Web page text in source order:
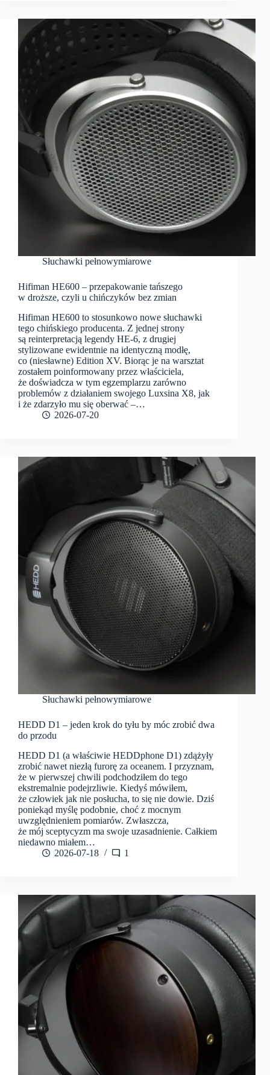
Słuchawki pełnowymiarowe
Hifiman HE600 – przepakowanie tańszego
w droższe, czyli u chińczyków bez zmian
Hifiman HE600 to stosunkowo nowe słuchawki
tego chińskiego producenta. Z jednej strony
są reinterpretacją legendy HE-6, z drugiej
stylizowane ewidentnie na identyczną modłę,
co (niesławne) Edition XV. Biorąc je na warsztat
zostałem poinformowany przez właściciela,
że doświadcza w tym egzemplarzu zarówno
problemów z działaniem swojego Luxsina X8, jak
i że zdarzyło mu się oberwać –…
2026-07-20
Słuchawki pełnowymiarowe
HEDD D1 – jeden krok do tyłu by móc zrobić dwa
do przodu
HEDD D1 (a właściwie HEDDphone D1) zdążyły
zrobić nawet niezłą furorę za oceanem. I przyznam,
że w pierwszej chwili podchodziłem do tego
ekstremalnie podejrzliwie. Kiedyś mówiłem,
że człowiek jak nie posłucha, to się nie dowie. Dziś
poniekąd myślę podobnie, choć z mocnym
uwzględnieniem pomiarów. Zwłaszcza,
że mój sceptycyzm ma swoje uzasadnienie. Całkiem
niedawno miałem…
2026-07-18
1